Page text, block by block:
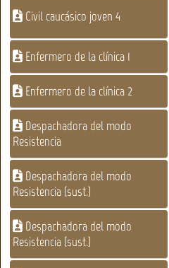
Civil caucásico joven 4
Enfermero de la clínica 1
Enfermero de la clínica 2
Despachadora del modo
Resistencia
Despachadora del modo
Resistencia (sust.)
Despachadora del modo
Resistencia (sust.)